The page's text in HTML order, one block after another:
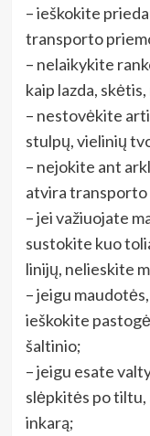
– ieškokite
transporto
– nelaikykite
kaip lazda,
– nestovėkite
stulpų, vielinių
– nejokite ant
atvira transporto
– jei važiuojate
sustokite kuo
linijų, nelieskite
– jeigu
ieškokite
šaltinio;
– jeigu esate
slėpkitės po
inkarą;